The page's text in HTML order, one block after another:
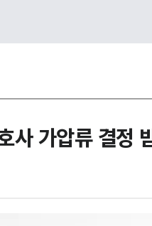
사 가압류 결정